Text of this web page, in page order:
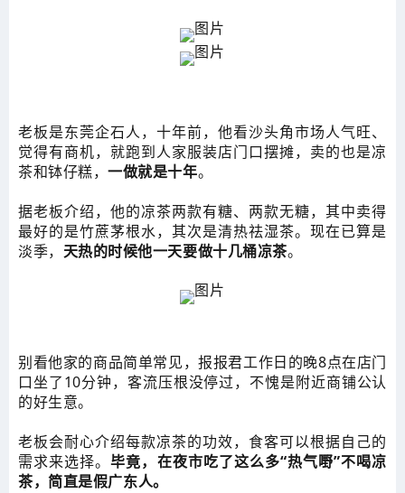
老板是东莞企石人，十年前，他看沙头角市场人气旺、
觉得有商机，就跑到人家服装店门口摆摊，卖的也是凉
茶和钵仔糕，一做就是十年。
据老板介绍，他的凉茶两款有糖、两款无糖，其中卖得
最好的是竹蔗茅根水，其次是清热祛湿茶。现在已算是
淡季， 天热的时候他一天要做十几桶凉茶。
别看他家的商品简单常见，报报君工作日的晚8点在店门
口坐了10分钟，客流压根没停过，不愧是附近商铺公认
的好生意。
老板会耐心介绍每款凉茶的功效，食客可以根据自己的
需求来选择。毕竟，在夜市吃了这么多“热气嘢”不喝凉
茶，简直是假广东人。